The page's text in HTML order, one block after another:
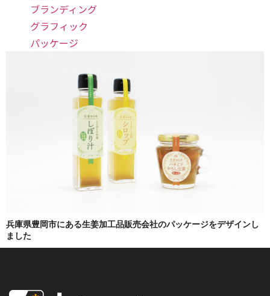
ブランディング
グラフィック
パッケージ
兵庫県豊岡市にある生姜加工品販売会社のパッケージをデザインし
ました